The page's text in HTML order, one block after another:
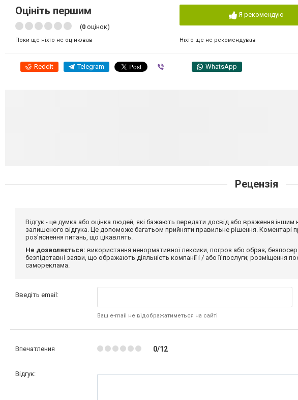
Оцініть першим
(0 оцінок)
Поки ще ніхто не оцінював
Я рекомендую
Ніхто ще не рекомендував
Reddit Telegram WhatsApp
Рецензія
Відгук - це думка або оцінка людей, які бажають передати досвід або враження
залишеного відгука. Це допоможе багатьом прийняти правильне рішення. Коментарі
роз'яснення питань, що цікавлять.
Не дозволяється: використання ненормативної лексики, погроз або образ;
безпідставні заяви, що ображають діяльність компанії і / або її послуги; розміщення
самореклама.
Введіть email:
Ваш e-mail не відображатиметься на сайті
Впечатления 0/12
Відгук: